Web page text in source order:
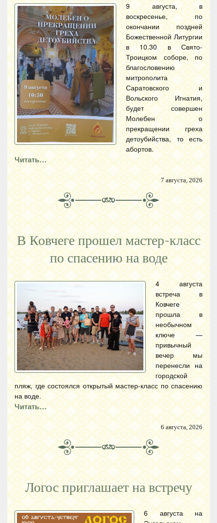
9 августа, в
воскресенье, по
окончании поздней
Божественной Литургии
в 10.30 в Свято-
Троицком соборе, по
благословению
митрополита
Саратовского и
Вольского Игнатия,
будет совершен
Молебен о
прекращении греха
детоубийства, то есть
абортов.
Читать…
7 августа, 2026
В Ковчеге прошел мастер-класс
по спасению на воде
4 августа
встреча в
Ковчеге
прошла в
необычном
ключе —
привычный
вечер мы
перенесли на
городской
пляж, где состоялся открытый мастер-класс по спасению
на воде.
Читать…
6 августа, 2026
Логос приглашает на встречу
6 августа на